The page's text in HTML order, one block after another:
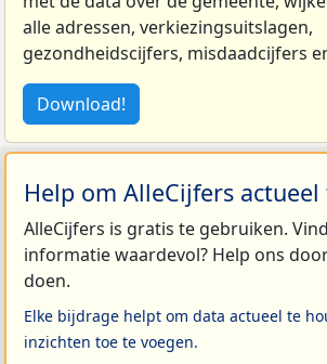
alle adressen, verkiezingsuitslagen,
gezondheidscijfers, misdaadcijfers
Download!
Help om AlleCijfers
AlleCijfers is gratis te gebruiken.
informatie waardevol? Help ons
doen.
Elke bijdrage helpt om data actueel te
inzichten toe te voegen.